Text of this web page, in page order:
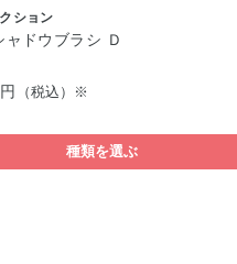
ション
ャドウブラシ Ｄ
（税込）※
種類を選ぶ